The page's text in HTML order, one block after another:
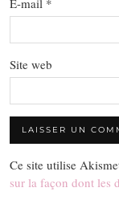
E-mail *
Site web
Ce site utilise
sur la façon dont les